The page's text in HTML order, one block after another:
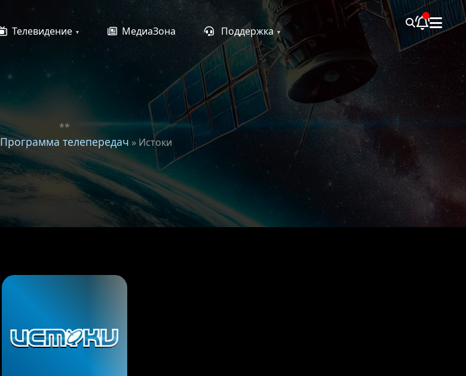
Телевидение МедиаЗона Поддержка
**
Программа телепередач » Истоки